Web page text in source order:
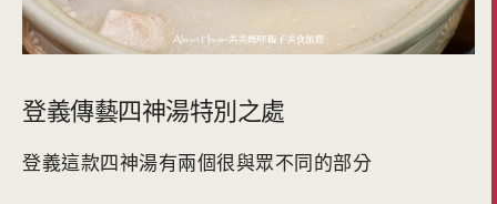
登義傳藝四神湯特別之處
登義這款四神湯有兩個很與眾不同的部分